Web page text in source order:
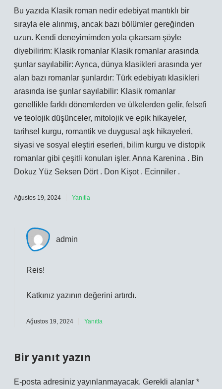
Bu yazıda Klasik roman nedir edebiyat mantıklı bir
sırayla ele alınmış, ancak bazı bölümler gereğinden
uzun. Kendi deneyimimden yola çıkarsam şöyle
diyebilirim: Klasik romanlar Klasik romanlar arasında
şunlar sayılabilir: Ayrıca, dünya klasikleri arasında yer
alan bazı romanlar şunlardır: Türk edebiyatı klasikleri
arasında ise şunlar sayılabilir: Klasik romanlar
genellikle farklı dönemlerden ve ülkelerden gelir, felsefi
ve teolojik düşünceler, mitolojik ve epik hikayeler,
tarihsel kurgu, romantik ve duygusal aşk hikayeleri,
siyasi ve sosyal eleştiri eserleri, bilim kurgu ve distopik
romanlar gibi çeşitli konuları işler. Anna Karenina . Bin
Dokuz Yüz Seksen Dört . Don Kişot . Ecinniler .
Ağustos 19, 2024 Yanıtla
admin
Reis!
Katkınız yazının değerini artırdı.
Ağustos 19, 2024 Yanıtla
Bir yanıt yazın
E-posta adresiniz yayınlanmayacak. Gerekli alanlar *